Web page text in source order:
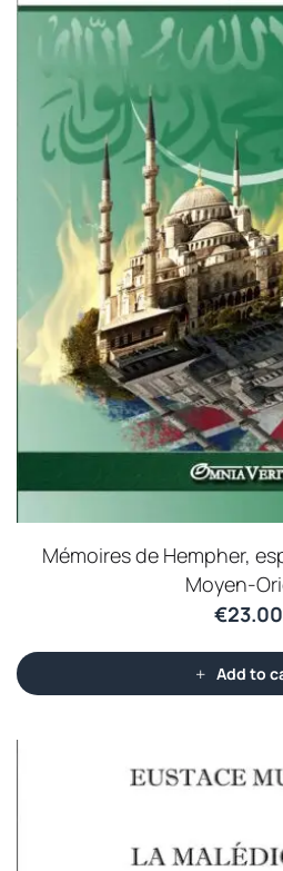
Mémoires de Hempher,
Moyen-
€23.00
Add to